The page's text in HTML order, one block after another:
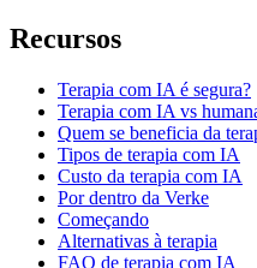
Recursos
Terapia com IA é segura?
Terapia com IA vs
Quem se beneficia da
Tipos de terapia com IA
Custo da terapia com IA
Por dentro da Verke
Começando
Alternativas à terapia
FAQ de terapia com IA